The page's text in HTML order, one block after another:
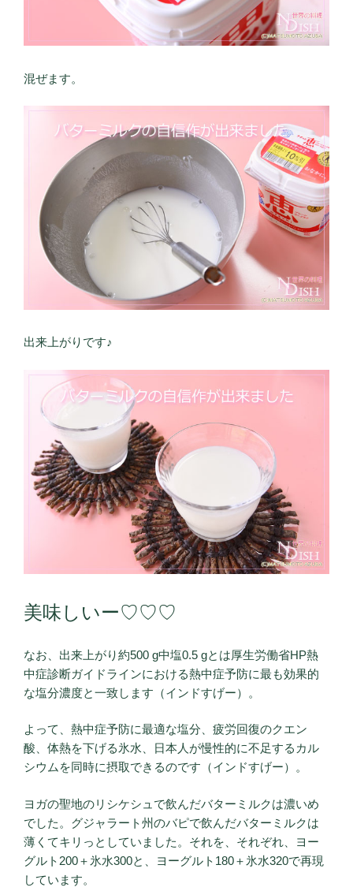
混ぜます。
出来上がりです♪
美味しいー♡♡♡
なお、出来上がり約500 g中塩0.5 gとは厚生労働省HP熱
中症診断ガイドラインにおける熱中症予防に最も効果的
な塩分濃度と一致します（インドすげー）。
よって、熱中症予防に最適な塩分、疲労回復のクエン
酸、体熱を下げる氷水、日本人が慢性的に不足するカル
シウムを同時に摂取できるのです（インドすげー）。
ヨガの聖地のリシケシュで飲んだバターミルクは濃いめ
でした。グジャラート州のバピで飲んだバターミルクは
薄くてキリっとしていました。それを、それぞれ、ヨー
グルト200＋氷水300と、ヨーグルト180＋氷水320で再現
しています。